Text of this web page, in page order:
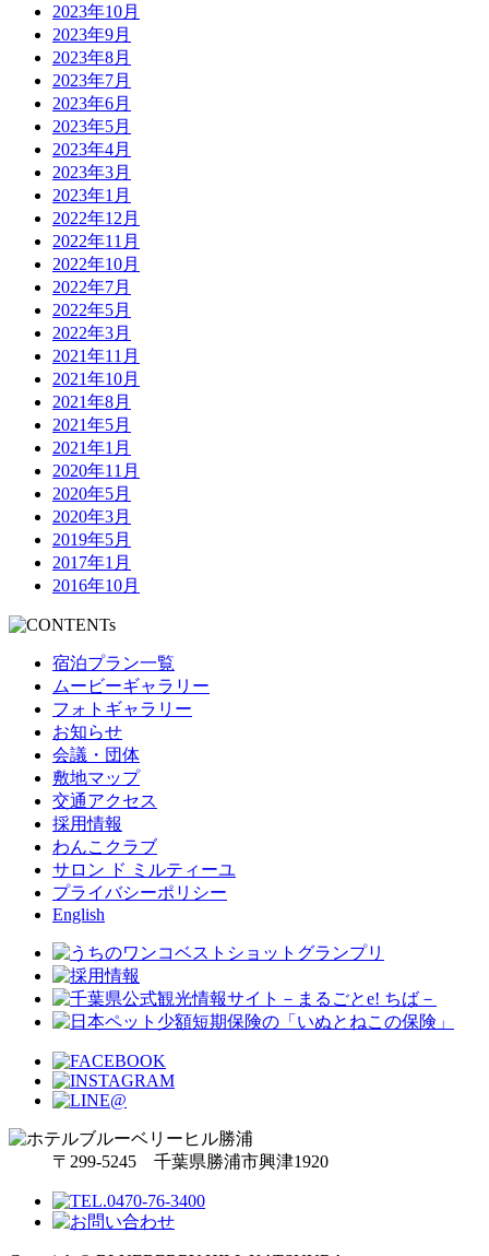
2023年10月
2023年9月
2023年8月
2023年7月
2023年6月
2023年5月
2023年4月
2023年3月
2023年1月
2022年12月
2022年11月
2022年10月
2022年7月
2022年5月
2022年3月
2021年11月
2021年10月
2021年8月
2021年5月
2021年1月
2020年11月
2020年5月
2020年3月
2019年5月
2017年1月
2016年10月
宿泊プラン一覧
ムービーギャラリー
フォトギャラリー
お知らせ
会議・団体
敷地マップ
交通アクセス
採用情報
わんこクラブ
サロン ド ミルティーユ
プライバシーポリシー
English
〒299-5245 千葉県勝浦市興津1920